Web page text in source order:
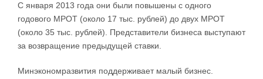
С января 2013 года они были повышены с одного
годового МРОТ (около 17 тыс. рублей) до двух МРОТ
(около 35 тыс. рублей). Представители бизнеса выступают
за возвращение предыдущей ставки.
Минэкономразвития поддерживает малый бизнес.